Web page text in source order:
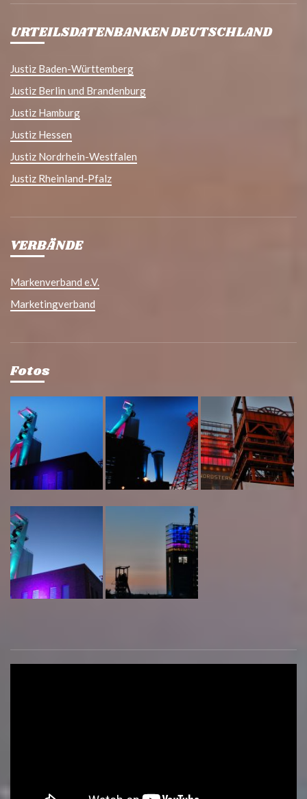
URTEILSDATENBANKEN DEUTSCHLAND
Justiz Baden-Württemberg
Justiz Berlin und Brandenburg
Justiz Hamburg
Justiz Hessen
Justiz Nordrhein-Westfalen
Justiz Rheinland-Pfalz
VERBÄNDE
Markenverband e.V.
Marketingverband
Fotos